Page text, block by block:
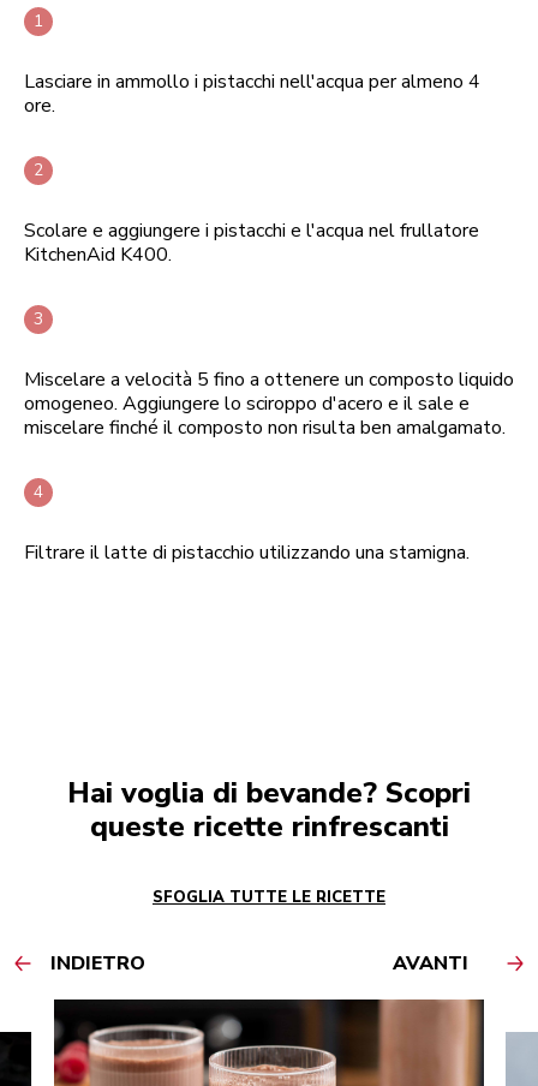
Lasciare in ammollo i pistacchi nell'acqua per almeno 4
ore.
Scolare e aggiungere i pistacchi e l'acqua nel frullatore
KitchenAid K400.
Miscelare a velocità 5 fino a ottenere un composto liquido
omogeneo. Aggiungere lo sciroppo d'acero e il sale e
miscelare finché il composto non risulta ben amalgamato.
Filtrare il latte di pistacchio utilizzando una stamigna.
Hai voglia di bevande? Scopri
queste ricette rinfrescanti
SFOGLIA TUTTE LE RICETTE
INDIETRO AVANTI